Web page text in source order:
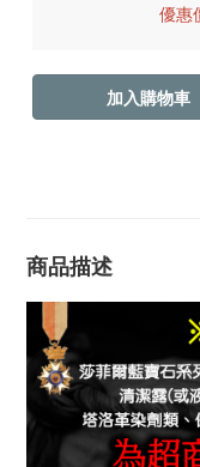
優惠
加入購物車
商品描述